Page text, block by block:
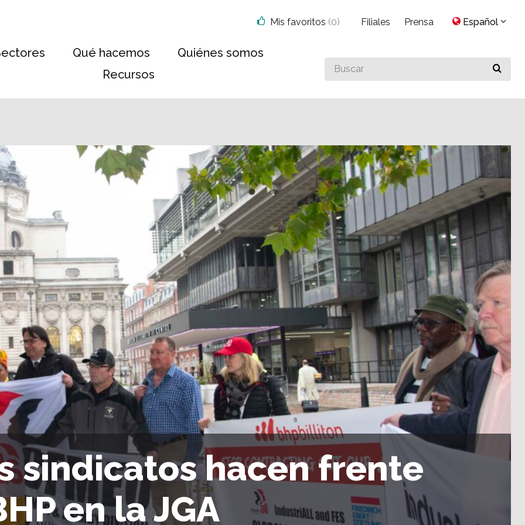
Qué hacemos
Quiénes somos
Recursos
Buscar
algo
Mis favoritos (0) Filiales Prensa Español
sindicatos hacen frente
en la JGA